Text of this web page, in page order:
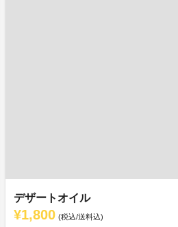
デザートオイル
¥1,800 (税込/送料込)